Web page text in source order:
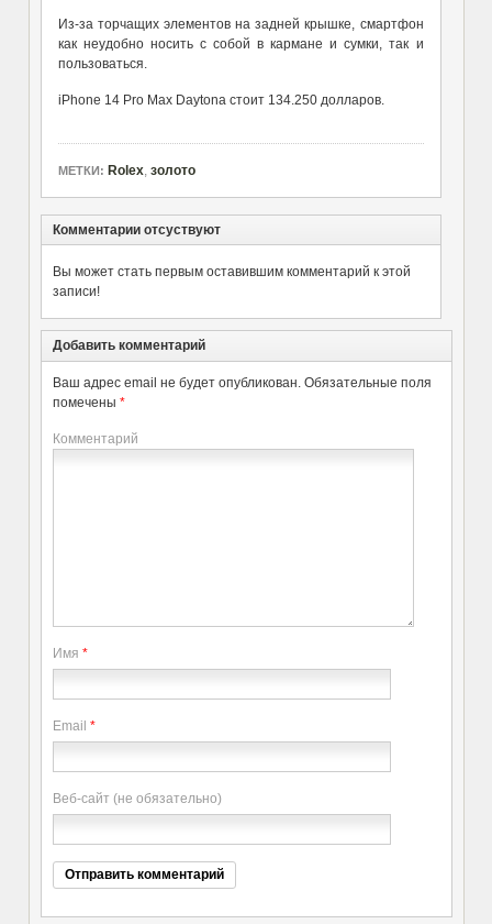
Из-за торчащих элементов на задней крышке, смартфон
как неудобно носить с собой в кармане и сумки, так и
пользоваться.
iPhone 14 Pro Max Daytona стоит 134.250 долларов.
МЕТКИ: Rolex, золото
Комментарии отсуствуют
Вы может стать первым оставившим комментарий к этой
записи!
Добавить комментарий
Ваш адрес email не будет опубликован. Обязательные поля
помечены *
Комментарий
Имя *
Email *
Веб-сайт (не обязательно)